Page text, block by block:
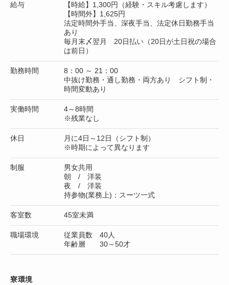
給与
【時給】1,300円（経験・スキル考慮します）
【時間外】1,625円
法定時間外手当、深夜手当、法定休日勤務手当
あり
毎月末〆翌月 20日払い（20日が土日祝の場合
は前日）
勤務時間
8：00 ～ 21：00
中抜け勤務・通し勤務・両方あり シフト制・
時間変動あり
実働時間
4～8時間
※残業なし
休日
月に4日～12日（シフト制）
※時期によって異なります
制服
男女共用
朝 / 洋装
夜 / 洋装
持参物(業務上)：スーツ一式
客室数 45室未満
職場環境
従業員数 40人
年齢層 30～50才
寮環境